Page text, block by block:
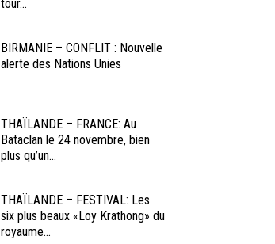
tour...
BIRMANIE – CONFLIT : Nouvelle
alerte des Nations Unies
THAÏLANDE – FRANCE: Au
Bataclan le 24 novembre, bien
plus qu’un...
THAÏLANDE – FESTIVAL: Les
six plus beaux «Loy Krathong» du
royaume...